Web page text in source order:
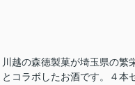
越の森徳製菓が埼玉県の繁
コラボしたお酒です。４本